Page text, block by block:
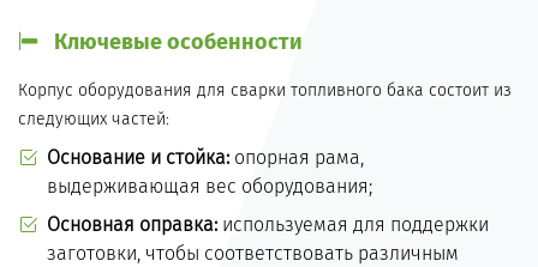
Ключевые особенности
Корпус оборудования для сварки топливного бака состоит из
следующих частей:
Основание и стойка: опорная рама,
выдерживающая вес оборудования;
Основная оправка: используемая для поддержки
заготовки, чтобы соответствовать различным